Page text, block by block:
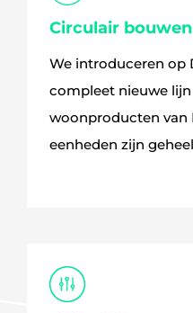
Circulair bouwen
We introduceren op
compleet nieuwe
woonproducten van
eenheden zijn